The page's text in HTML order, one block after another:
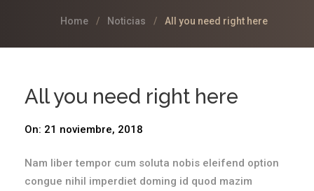
Home Noticias All you need right here
All you need right here
On: 21 noviembre, 2018
Nam liber tempor cum soluta nobis eleifend option
congue nihil imperdiet doming id quod mazim